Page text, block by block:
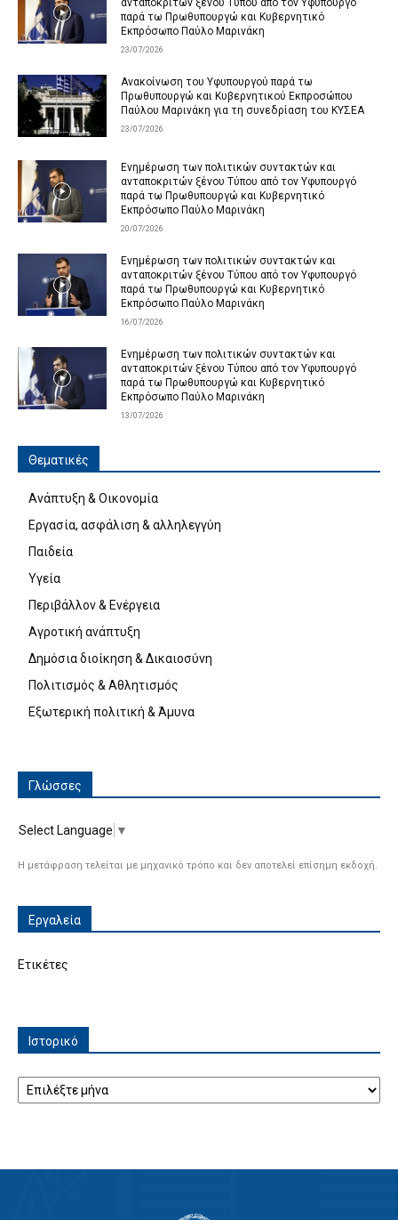
παρά τω Πρωθυπουργώ και Κυβερνητικό
Εκπρόσωπο Παύλο Μαρινάκη
23/07/2026
Ανακοίνωση του Υφυπουργού παρά τω
Πρωθυπουργώ και Κυβερνητικού Εκπροσώπου
Παύλου Μαρινάκη για τη συνεδρίαση του ΚΥΣΕΑ
23/07/2026
Ενημέρωση των πολιτικών συντακτών και
ανταποκριτών ξένου Τύπου από τον Υφυπουργό
παρά τω Πρωθυπουργώ και Κυβερνητικό
Εκπρόσωπο Παύλο Μαρινάκη
20/07/2026
Ενημέρωση των πολιτικών συντακτών και
ανταποκριτών ξένου Τύπου από τον Υφυπουργό
παρά τω Πρωθυπουργώ και Κυβερνητικό
Εκπρόσωπο Παύλο Μαρινάκη
16/07/2026
Ενημέρωση των πολιτικών συντακτών και
ανταποκριτών ξένου Τύπου από τον Υφυπουργό
παρά τω Πρωθυπουργώ και Κυβερνητικό
Εκπρόσωπο Παύλο Μαρινάκη
13/07/2026
Θεματικές
Ανάπτυξη & Οικονομία
Εργασία, ασφάλιση & αλληλεγγύη
Παιδεία
Υγεία
Περιβάλλον & Ενέργεια
Αγροτική ανάπτυξη
Δημόσια διοίκηση & Δικαιοσύνη
Πολιτισμός & Αθλητισμός
Εξωτερική πολιτική & Άμυνα
Γλώσσες
Select Language ▼
Η μετάφραση τελείται με μηχανικό τρόπο και δεν αποτελεί επίσημη εκδοχή.
Εργαλεία
Ετικέτες
Ιστορικό
Ιστορικό